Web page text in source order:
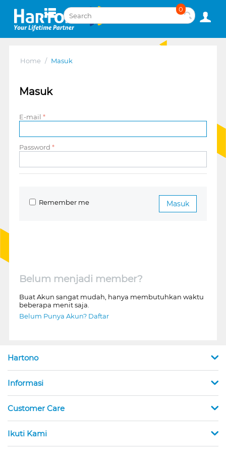
0
Home / Masuk
Masuk
E-mail
Password
Masuk
Remember me
Belum menjadi member?
Buat Akun sangat mudah, hanya membutuhkan waktu
beberapa menit saja.
Belum Punya Akun? Daftar
Hartono
Informasi
Customer Care
Ikuti Kami